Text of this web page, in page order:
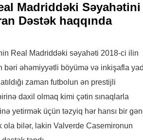
Madriddəki Səyahətini
Dəstək haqqında
Real Madriddəki səyahəti 2018-ci ilin
bəri əhəmiyyətli böyümə və inkişafla
zaman futbolun ən prestijli
daxil olmaq kimi çətin sınaqlarla
yetirmək üçün təzyiq hər hansı bir
ola bilər, lakin Valverde Casemironun